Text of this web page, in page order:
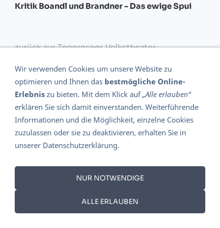
Kritik Boandl und Brandner - Das ewige Spui
zurück zur Tegernseer Volkstheater
DATENSCHUTZ 2018 - DSGVO
DIE GESCHICHTE DES TEGERNSEER VOLKSTHEATERS
AMSI KERNIMPRESSUMAGBWIDERRUFSRECHT
Wir verwenden Cookies um unsere Website zu
optimieren und Ihnen das bestmögliche Online-
Erlebnis zu bieten. Mit dem Klick auf„Alle erlauben“
erklären Sie sich damit einverstanden. Weiterführende
Informationen und die Möglichkeit, einzelne Cookies
zuzulassen oder sie zu deaktivieren, erhalten Sie in
unserer Datenschutzerklärung.
NUR NOTWENDIGE
ALLE ERLAUBEN